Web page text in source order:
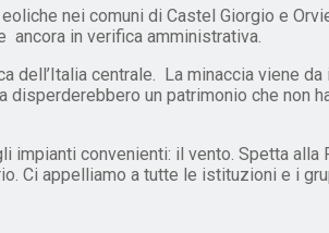
nei comuni di Castel Giorgio e
ancora in verifica amministrativa.
dell’Italia centrale. La minaccia viene
un patrimonio che non
impianti convenienti: il vento. Spetta
Ci appelliamo a tutte le istituzioni e i